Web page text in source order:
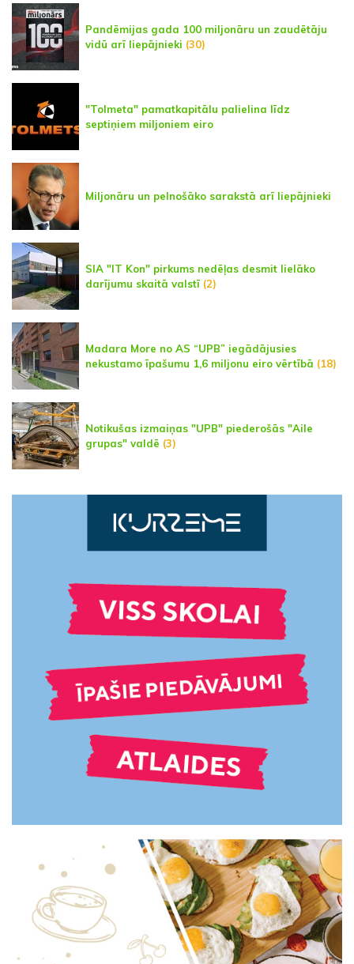
Pandēmijas gada 100 miljonāru un zaudētāju
vidū arī liepājnieki (30)
"Tolmeta" pamatkapitālu palielina līdz
septiņiem miljoniem eiro
Miljonāru un pelnošāko sarakstā arī liepājnieki
SIA "IT Kon" pirkums nedēļas desmit lielāko
darījumu skaitā valstī (2)
Madara More no AS “UPB” iegādājusies
nekustamo īpašumu 1,6 miljonu eiro vērtībā (18)
Notikušas izmaiņas "UPB" piederošās "Aile
grupas" valdē (3)